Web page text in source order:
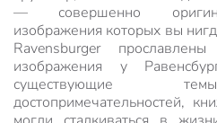
— совершенно
изображения которых вы
Ravensburger
изображения у
существующие
достопримечательностей,